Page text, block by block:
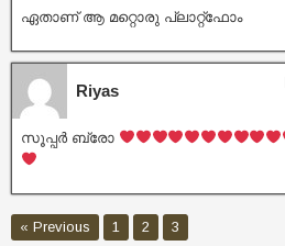
ഏതാണ് ആ മറ്റൊരു പ്ലാറ്റ്ഫോം
Riyas
സൂപ്പർ ബ്രോ
« Previous 1 2 3